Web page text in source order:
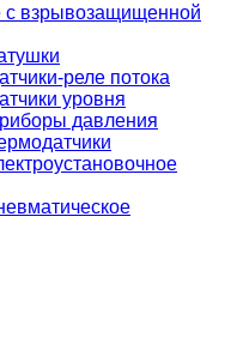
взрывозащищенной
реле потока
уровня
давления